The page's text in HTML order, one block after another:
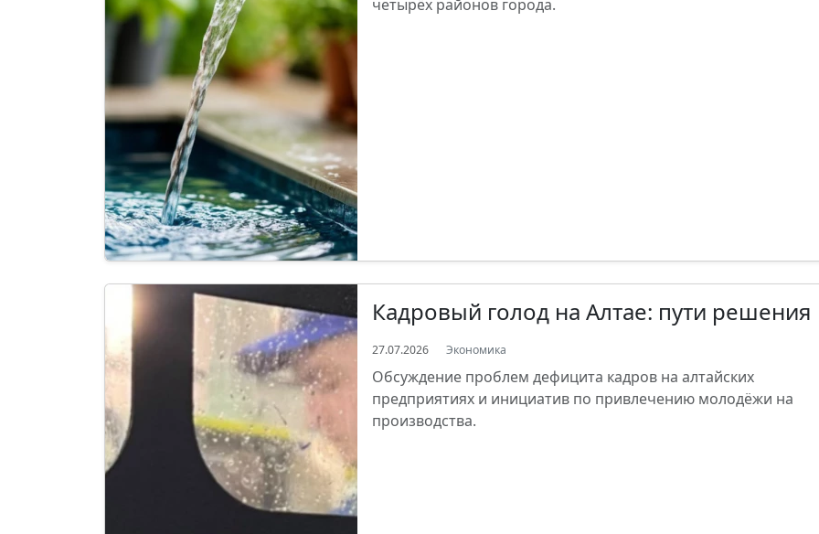
четырёх районов города.
Кадровый голод на Алтае: пути решения
27.07.2026 Экономика
Обсуждение проблем дефицита кадров на алтайских
предприятиях и инициатив по привлечению молодёжи на
производства.